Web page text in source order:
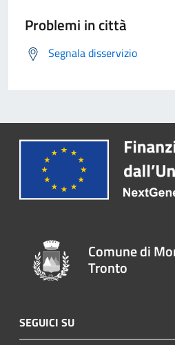
Problemi in città
Segnala disservizio
Comune di
Tronto
SEGUICI SU